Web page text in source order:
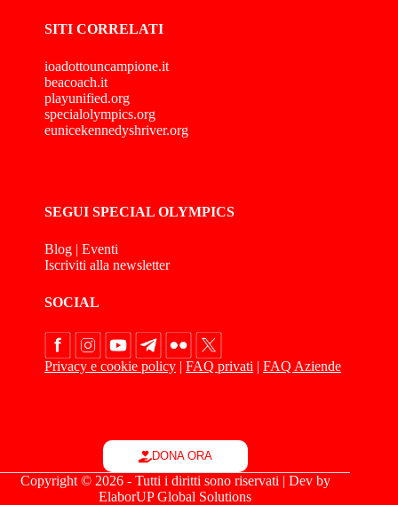
SITI CORRELATI
ioadottouncampione.it
beacoach.it
playunified.org
specialolympics.org
eunicekennedyshriver.org
SEGUI SPECIAL OLYMPICS
Blog | Eventi
Iscriviti alla newsletter
SOCIAL
Privacy e cookie policy | FAQ privati | FAQ Aziende
DONA ORA
Copyright © 2026 - Tutti i diritti sono riservati | Dev by
ElaborUP Global Solutions